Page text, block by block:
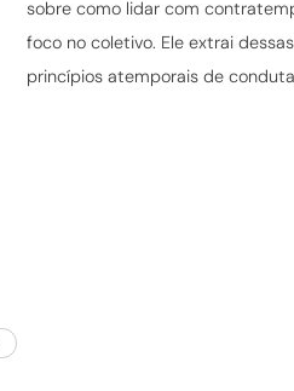
sobre como lidar com
foco no coletivo. Ele extrai
princípios atemporais de